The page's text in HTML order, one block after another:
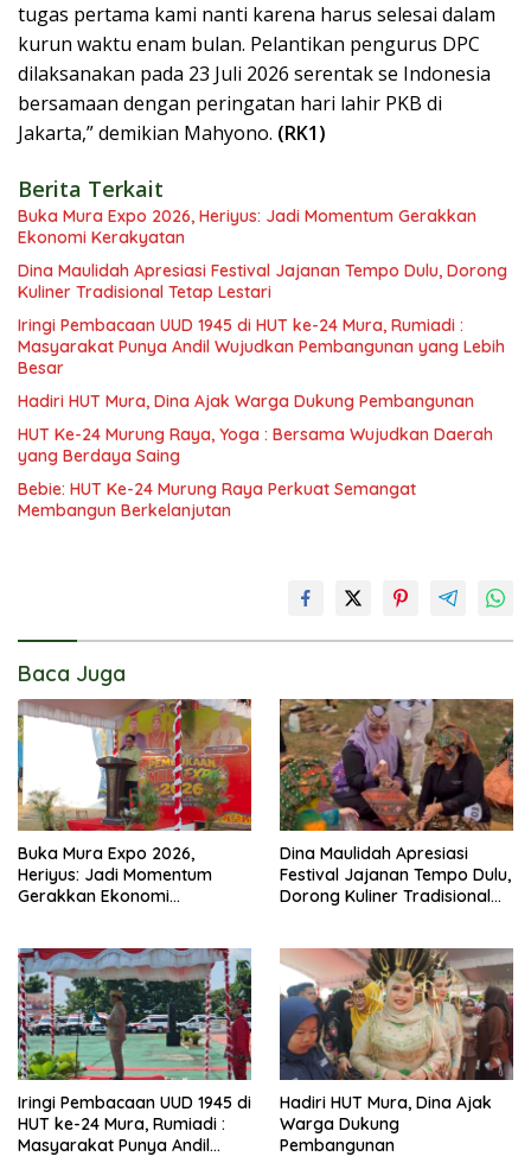
tugas pertama kami nanti karena harus selesai dalam
kurun waktu enam bulan. Pelantikan pengurus DPC
dilaksanakan pada 23 Juli 2026 serentak se Indonesia
bersamaan dengan peringatan hari lahir PKB di
Jakarta,” demikian Mahyono. (RK1)
Berita Terkait
Buka Mura Expo 2026, Heriyus: Jadi Momentum Gerakkan
Ekonomi Kerakyatan
Dina Maulidah Apresiasi Festival Jajanan Tempo Dulu, Dorong
Kuliner Tradisional Tetap Lestari
Iringi Pembacaan UUD 1945 di HUT ke-24 Mura, Rumiadi :
Masyarakat Punya Andil Wujudkan Pembangunan yang Lebih
Besar
Hadiri HUT Mura, Dina Ajak Warga Dukung Pembangunan
HUT Ke-24 Murung Raya, Yoga : Bersama Wujudkan Daerah
yang Berdaya Saing
Bebie: HUT Ke-24 Murung Raya Perkuat Semangat
Membangun Berkelanjutan
Baca Juga
Buka Mura Expo 2026,
Heriyus: Jadi Momentum
Gerakkan Ekonomi
Dina Maulidah Apresiasi
Festival Jajanan Tempo Dulu,
Dorong Kuliner Tradisional
Iringi Pembacaan UUD 1945 di
HUT ke-24 Mura, Rumiadi :
Masyarakat Punya Andil
Hadiri HUT Mura, Dina Ajak
Warga Dukung
Pembangunan